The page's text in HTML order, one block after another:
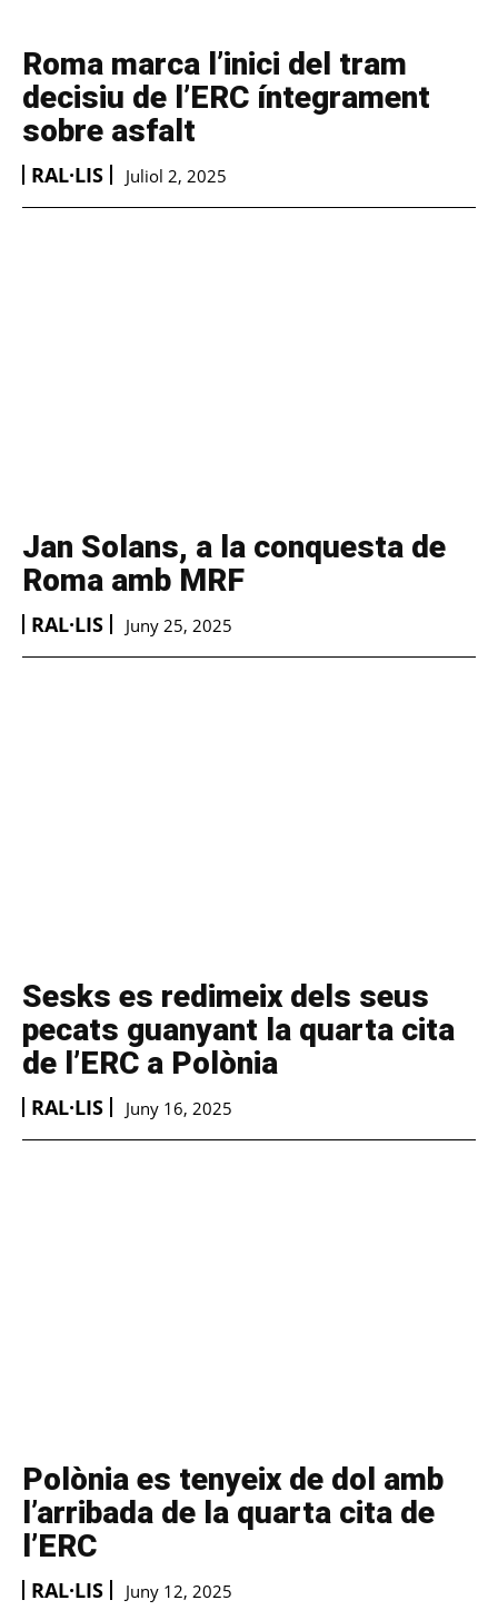
Roma marca l’inici del tram
decisiu de l’ERC íntegrament
sobre asfalt
RAL·LIS Juliol 2, 2025
Jan Solans, a la conquesta de
Roma amb MRF
RAL·LIS Juny 25, 2025
Sesks es redimeix dels seus
pecats guanyant la quarta cita
de l’ERC a Polònia
RAL·LIS Juny 16, 2025
Polònia es tenyeix de dol amb
l’arribada de la quarta cita de
l’ERC
RAL·LIS Juny 12, 2025